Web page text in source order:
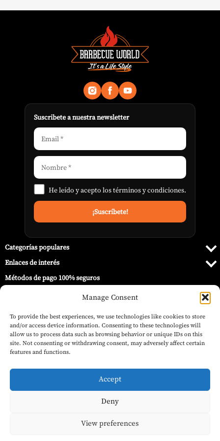
Manage Consent
To provide the best experiences, we use technologies like cookies to store
and/or access device information. Consenting to these technologies will
allow us to process data such as browsing behavior or unique IDs on this
site. Not consenting or withdrawing consent, may adversely affect certain
features and functions.
Accept
Deny
View preferences
Suscribete a nuestra newsletter
He leído y acepto lostérminos y condiciones.
Categorías populares
Enlaces de interés
Métodos de pago 100% seguros
© 2026 Barbecue World ®.